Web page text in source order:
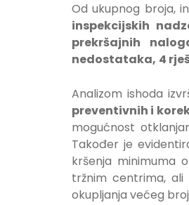
Od ukupnog broja,
inspekcijskih
prekršajnih
nedostataka, 4
Analizom ishoda
preventivnih i
mogućnost
Također je
kršenja minimuma
tržnim centrima,
okupljanja većeg